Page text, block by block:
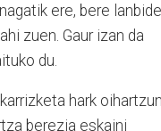
ere, bere
zuen. Gaur izan da
du.
hark
berezia eskaini